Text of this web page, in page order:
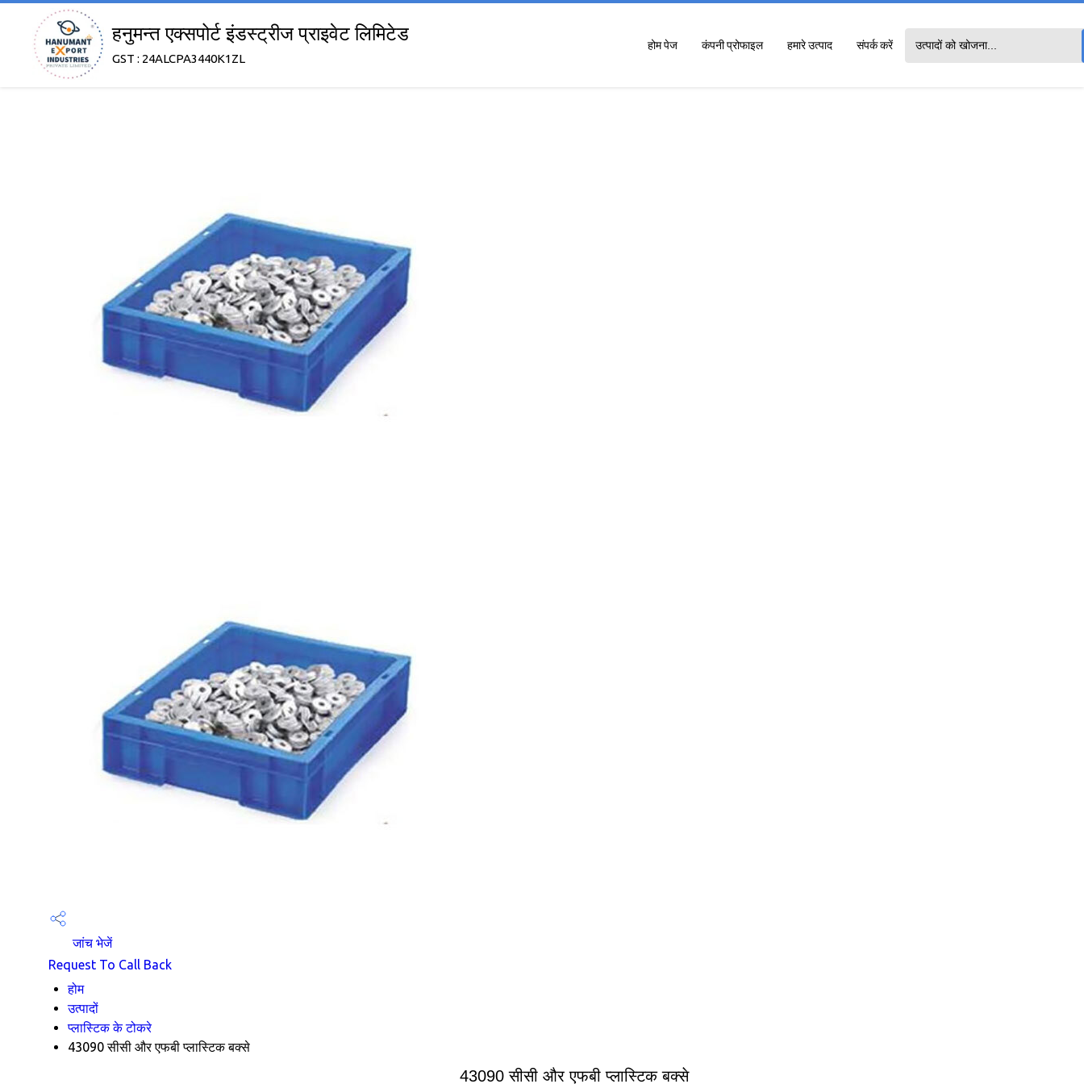
हनुमन्त एक्सपोर्ट इंडस्ट्रीज प्राइवेट लिमिटेड
GST : 24ALCPA3440K1ZL
होम पेज कंपनी प्रोफाइल हमारे उत्पाद संपर्क करें
जांच भेजें
Request To Call Back
होम
उत्पादों
प्लास्टिक के टोकरे
43090 सीसी और एफबी प्लास्टिक बक्से
43090 सीसी और एफबी प्लास्टिक बक्से